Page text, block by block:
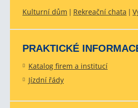
Kulturní dům Rekreační chata
PRAKTICKÉ
Katalog firem a institucí
Jízdní řády